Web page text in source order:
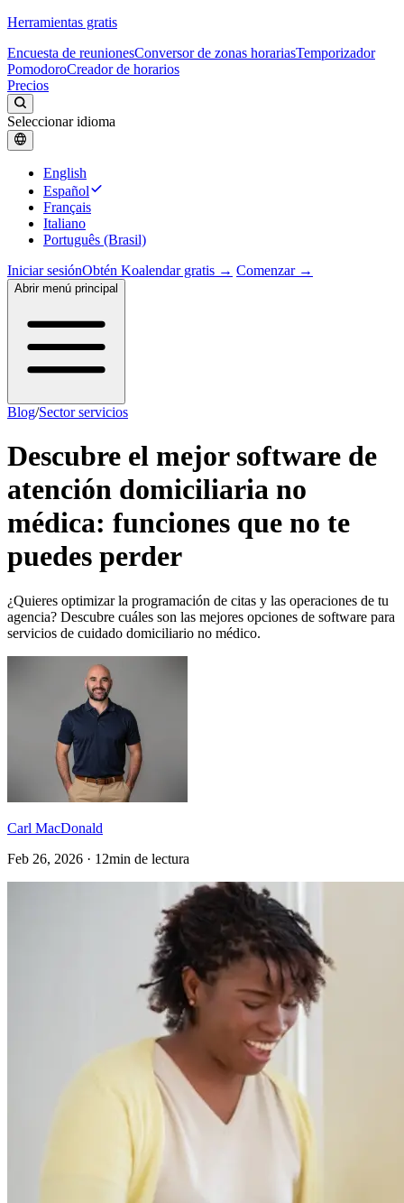
Herramientas gratis
Encuesta de reunionesConversor de zonas horariasTemporizador
PomodoroCreador de horarios
Precios
Seleccionar idioma
English
Español
Français
Italiano
Português (Brasil)
Iniciar sesiónObtén Koalendar gratis → Comenzar →
Abrir menú principal
Blog/Sector servicios
Descubre el mejor software de
atención domiciliaria no
médica: funciones que no te
puedes perder
¿Quieres optimizar la programación de citas y las operaciones de tu
agencia? Descubre cuáles son las mejores opciones de software para
servicios de cuidado domiciliario no médico.
Carl MacDonald
Feb 26, 2026 · 12min de lectura